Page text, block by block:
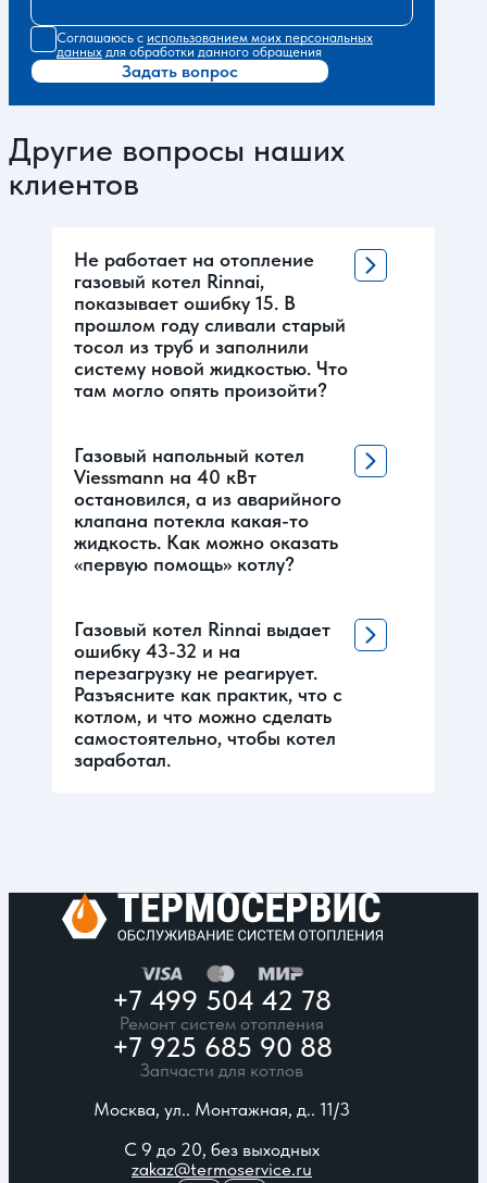
Соглашаюсь с использованием моих персональных
данных для обработки данного обращения
Задать вопрос
Другие вопросы наших
клиентов
Не работает на отопление
газовый котел Rinnai,
показывает ошибку 15. В
прошлом году сливали старый
тосол из труб и заполнили
систему новой жидкостью. Что
там могло опять произойти?
Газовый напольный котел
Viessmann на 40 кВт
остановился, а из аварийного
клапана потекла какая-то
жидкость. Как можно оказать
«первую помощь» котлу?
Газовый котел Rinnai выдает
ошибку 43-32 и на
перезагрузку не реагирует.
Разъясните как практик, что с
котлом, и что можно сделать
самостоятельно, чтобы котел
заработал.
+7 499 504 42 78
Ремонт систем отопления
+7 925 685 90 88
Запчасти для котлов
Москва, ул.. Монтажная, д.. 11/3
С 9 до 20, без выходных
zakaz@termoservice.ru